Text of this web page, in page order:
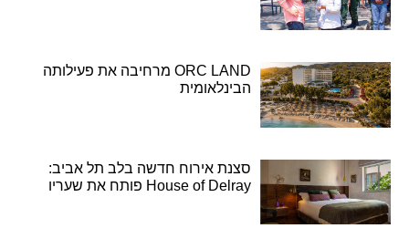
ORC LAND מרחיבה את פעילותה
הבינלאומית
סצנת אירוח חדשה בלב תל אביב:
House of Delray פותח את שעריו